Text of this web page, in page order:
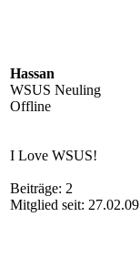
Hassan
WSUS Neuling
Offline
I Love WSUS!
Beiträge: 2
Mitglied seit: 27.02.09